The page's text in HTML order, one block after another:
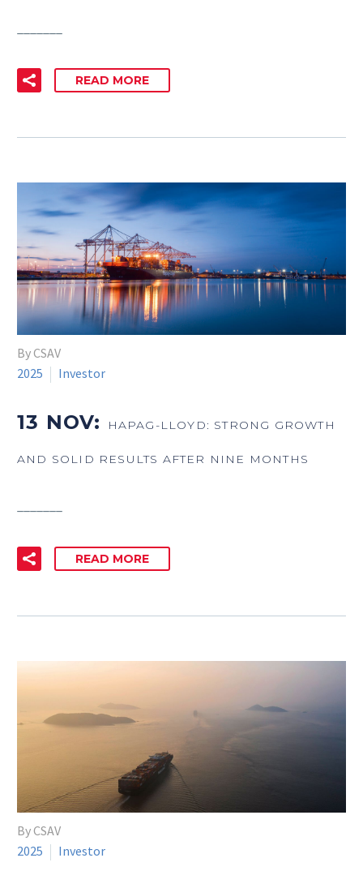
READ MORE
By CSAV
2025
Investor
13 NOV: HAPAG-LLOYD: STRONG GROWTH
AND SOLID RESULTS AFTER NINE MONTHS
READ MORE
By CSAV
2025
Investor